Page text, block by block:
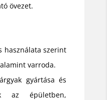
övezet.
használata szerint
varroda.
gyártása és
az épületben,